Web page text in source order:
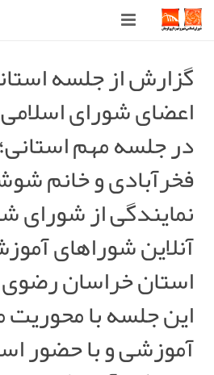
اخبار روز
قوچان
ارتباط با ما
گزارش از جلسه
اعضای شورای
در جلسه مهم
فخرآبادی و خانم
نمایندگی از شورای
آنلاین شوراهای
استان خراسان
این جلسه با
آموزشی و با حضور